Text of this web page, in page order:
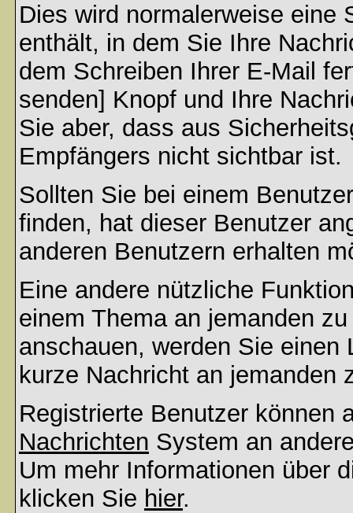
Dies wird normalerweise eine
enthält, in dem Sie Ihre
dem Schreiben Ihrer E-Mail
senden] Knopf und Ihre
Sie aber, dass aus
Empfängers nicht sichtbar ist.
Sollten Sie bei einem
finden, hat dieser Benutzer
anderen Benutzern erhalten
Eine andere nützliche
einem Thema an jemanden
anschauen, werden Sie
kurze Nachricht an jemanden
Registrierte Benutzer können
Nachrichten System an
Um mehr Informationen über
klicken Sie hier.